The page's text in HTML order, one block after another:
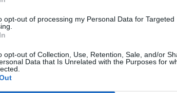
opt-out of processing my Personal Data for Targeted
opt-out of Collection, Use, Retention, Sale, and/or
Data that Is Unrelated with the Purposes for